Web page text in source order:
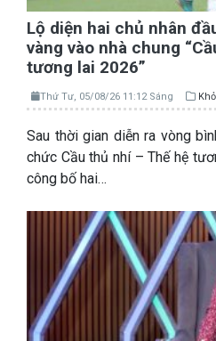
Lộ diện hai chủ nhân
vàng vào nhà chung
tương lai 2026”
Thứ Tư, 05/08/26 11:12 Sáng
Sau thời gian diễn ra vòng
chức Cầu thủ nhí – Thế hệ
công bố hai…